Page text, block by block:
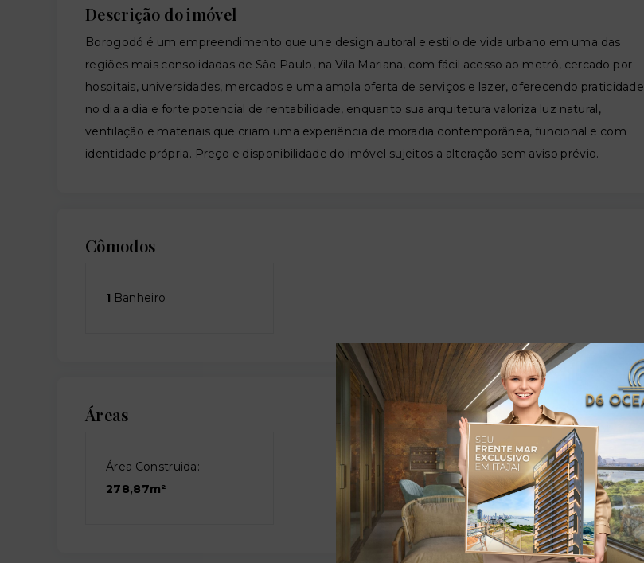
Descrição do imóvel
Borogodó é um empreendimento que une design autoral e estilo de vida urbano em uma das
regiões mais consolidadas de São Paulo, na Vila Mariana, com fácil acesso ao metrô, cercado por
hospitais, universidades, mercados e uma ampla oferta de serviços e lazer, oferecendo praticidade
no dia a dia e forte potencial de rentabilidade, enquanto sua arquitetura valoriza luz natural,
ventilação e materiais que criam uma experiência de moradia contemporânea, funcional e com
identidade própria. Preço e disponibilidade do imóvel sujeitos a alteração sem aviso prévio.
Cômodos
1 Banheiro
Áreas
Área Construida:
278,87m²